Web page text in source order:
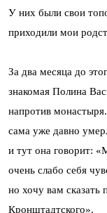
У них были свои
приходили мои
За два месяца до
знакомая Полина
напротив
сама уже давно
и тут она говорит:
очень слабо себя
но хочу вам
Кронштадтского».